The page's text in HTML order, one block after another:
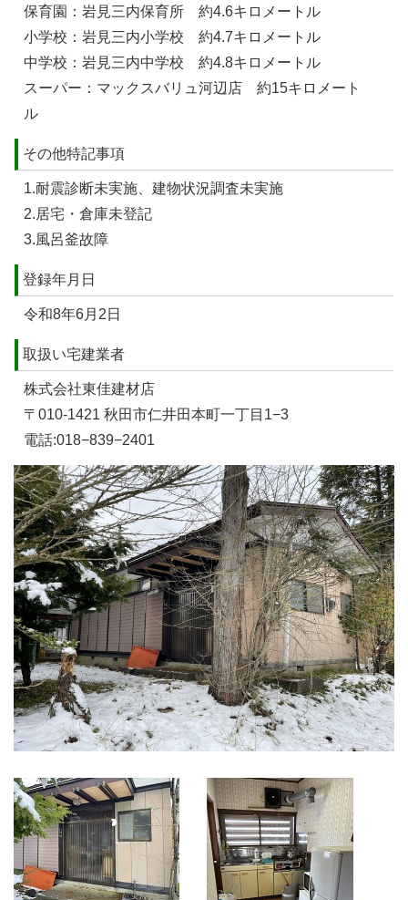
保育園：岩見三内保育所 約4.6キロメートル
小学校：岩見三内小学校 約4.7キロメートル
中学校：岩見三内中学校 約4.8キロメートル
スーパー：マックスバリュ河辺店 約15キロメート
ル
その他特記事項
1.耐震診断未実施、建物状況調査未実施
2.居宅・倉庫未登記
3.風呂釜故障
登録年月日
令和8年6月2日
取扱い宅建業者
株式会社東佳建材店
〒010-1421 秋田市仁井田本町一丁目1−3
電話:018−839−2401